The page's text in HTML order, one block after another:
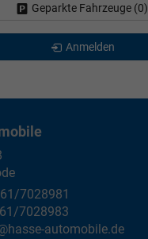
Geparkte Fahrzeuge (0)
Anmelden
7028981
7028983
automobile.de